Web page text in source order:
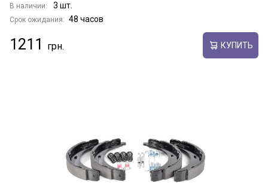
В наличии: 3 шт.
Срок ожидания: 48 часов
1211 КУПИТЬ